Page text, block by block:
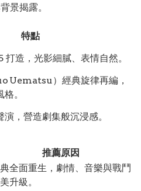
景揭露。
特點
造，光影細膩、表情自然。
Uematsu）經典旋律再編，
。
，營造劇集般沉浸感。
推薦原因
全面重生，劇情、音樂與戰鬥
升級。